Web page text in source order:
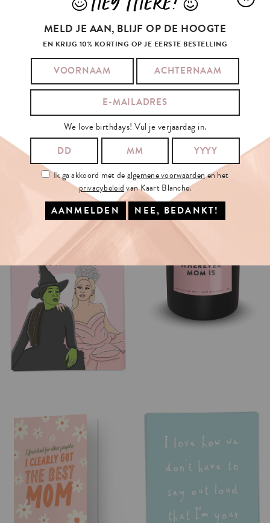
MELD JE AAN, BLIJF OP DE HOOGTE
EN KRIJG 10% KORTING OP JE EERSTE BESTELLING
We love birthdays! Vul je verjaardag in.
Ik ga akkoord met dealgemene voorwaardenen het
privacybeleidvan Kaart Blanche.